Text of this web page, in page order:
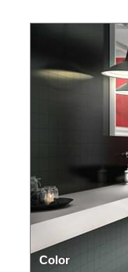
Color